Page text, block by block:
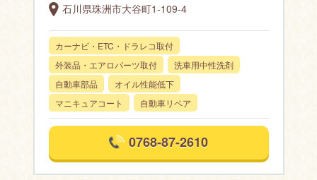
石川県珠洲市大谷町1-109-4
カーナビ・ETC・ドラレコ取付
外装品・エアロパーツ取付
洗車用中性洗剤
自動車部品
オイル性能低下
マニキュアコート
自動車リペア
0768-87-2610